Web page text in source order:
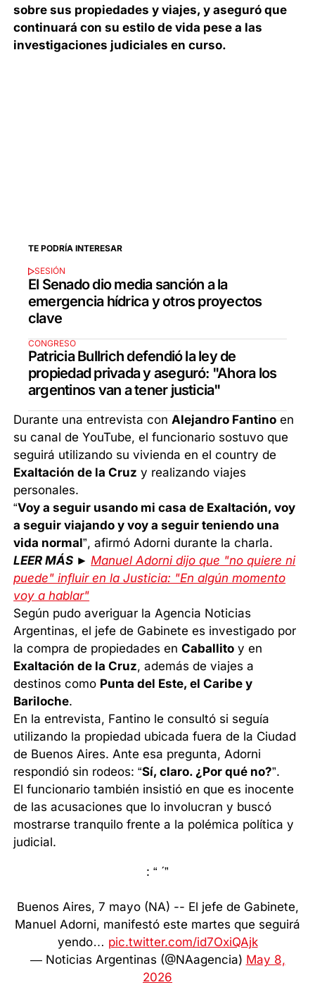
sobre sus propiedades y viajes, y aseguró que
continuará con su estilo de vida pese a las
investigaciones judiciales en curso.
TE PODRÍA INTERESAR
SESIÓN
El Senado dio media sanción a la
emergencia hídrica y otros proyectos
clave
CONGRESO
Patricia Bullrich defendió la ley de
propiedad privada y aseguró: "Ahora los
argentinos van a tener justicia"
Durante una entrevista con Alejandro Fantino en
su canal de YouTube, el funcionario sostuvo que
seguirá utilizando su vivienda en el country de
Exaltación de la Cruz y realizando viajes
personales.
“Voy a seguir usando mi casa de Exaltación, voy
a seguir viajando y voy a seguir teniendo una
vida normal”, afirmó Adorni durante la charla.
LEER MÁS ► Manuel Adorni dijo que "no quiere ni
puede" influir en la Justicia: "En algún momento
voy a hablar"
Según pudo averiguar la Agencia Noticias
Argentinas, el jefe de Gabinete es investigado por
la compra de propiedades enCaballito y en
Exaltación de la Cruz, además de viajes a
destinos como Punta del Este, el Caribe y
Bariloche.
En la entrevista, Fantino le consultó si seguía
utilizando la propiedad ubicada fuera de la Ciudad
de Buenos Aires. Ante esa pregunta, Adorni
respondió sin rodeos: “Sí, claro. ¿Por qué no?”.
El funcionario también insistió en que es inocente
de las acusaciones que lo involucran y buscó
mostrarse tranquilo frente a la polémica política y
judicial.
: “ ́ ”
Buenos Aires, 7 mayo (NA) -- El jefe de Gabinete,
Manuel Adorni, manifestó este martes que seguirá
yendo… pic.twitter.com/id7OxiQAjk
— Noticias Argentinas (@NAagencia) May 8,
2026